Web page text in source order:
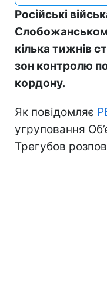
Російські
кілька тижнів
зон контролю
кордону.
Як повідомляє
угруповання
Трегубов